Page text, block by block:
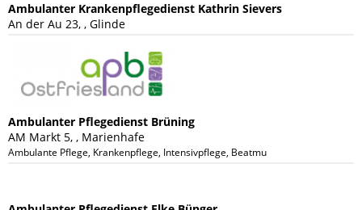
Ambulanter Krankenpflegedienst Kathrin Sievers
An der Au 23, , Glinde
Ambulanter Pflegedienst Brüning
AM Markt 5, , Marienhafe
Ambulante Pflege, Krankenpflege, Intensivpflege, Beatmungspflege